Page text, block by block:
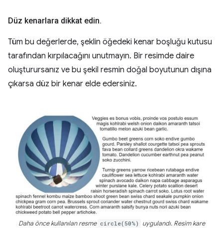
Düz kenarlara dikkat edin.
Tüm bu değerlerde, şeklin öğedeki kenar boşluğu kutusu
tarafından kırpılacağını unutmayın. Bir resimde daire
oluşturursanız ve bu şekil resmin doğal boyutunun dışına
çıkarsa düz bir kenar elde edersiniz.
Daha önce kullanılan resme circle(50%)
uygulandı. Resim kare